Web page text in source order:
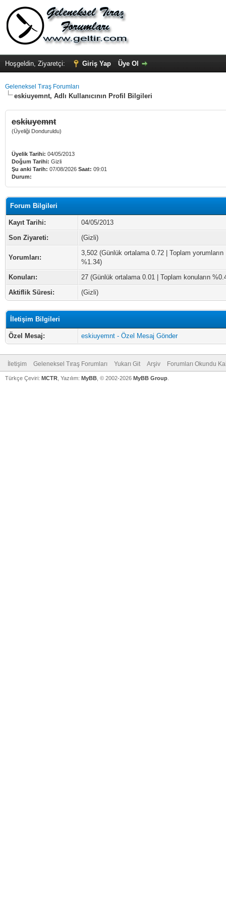
Hoşgeldin, Ziyaretçi: Giriş Yap Üye Ol
Geleneksel Tıraş Forumları
eskiuyemnt, Adlı Kullanıcının Profil Bilgileri
eskiuyemnt
(Üyeliği Donduruldu)
Üyelik Tarihi: 04/05/2013
Doğum Tarihi: Gizli
Şu anki Tarih: 07/08/2026 Saat: 09:01
Durum:
Forum Bilgileri
Kayıt Tarihi:
04/05/2013
Son Ziyareti:
(Gizli)
Yorumları:
3,502 (Günlük ortalama 0.72 | Toplam yorumların
%1.34)
Konuları:
27 (Günlük ortalama 0.01 | Toplam konuların
Aktiflik Süresi:
(Gizli)
İletişim Bilgileri
Özel Mesaj: eskiuyemnt - Özel Mesaj Gönder
İletişim Geleneksel Tıraş Forumları Yukarı Git Arşiv Forumları Okundu
Türkçe Çeviri: MCTR , Yazılım: MyBB , © 2002-2026 MyBB Group